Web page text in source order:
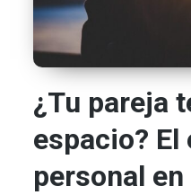
¿Tu pareja
espacio? El
personal